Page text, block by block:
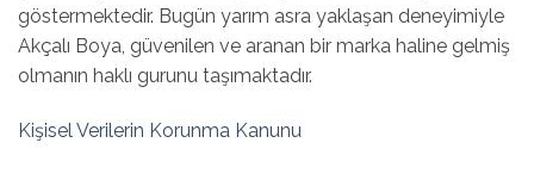
göstermektedir. Bugün yarım asra yaklaşan deneyimiyle
Akçalı Boya, güvenilen ve aranan bir marka haline gelmiş
olmanın haklı gurunu taşımaktadır.
Kişisel Verilerin Korunma Kanunu